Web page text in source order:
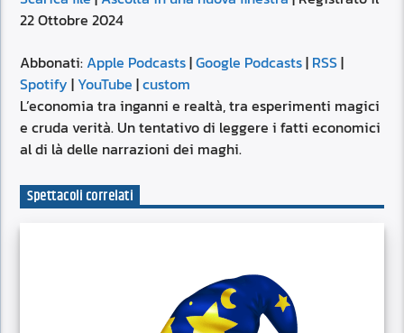
Apple Podcasts
YouTube
RSS FEED
SHARE
LINK
EMBED
22 Ottobre 2024
Abbonati:Apple Podcasts|Google Podcasts| RSS|
Spotify | YouTube |custom
L’economia tra inganni e realtà, tra esperimenti magici
e cruda verità. Un tentativo di leggere i fatti economici
al di là delle narrazioni dei maghi.
Spettacoli correlati